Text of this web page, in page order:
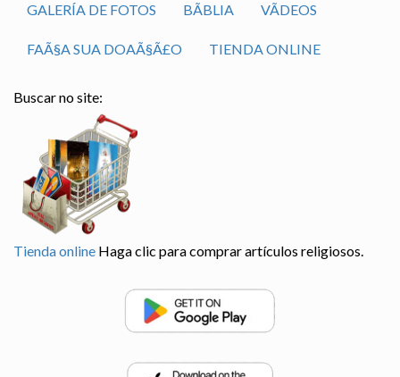
GALERÍA DE FOTOS BÃ­BLIA VÃ­DEOS
FAÃ§A SUA DOAÃ§Ã£O TIENDA ONLINE
Buscar no site:
Tienda online Haga clic para comprar artículos religiosos.